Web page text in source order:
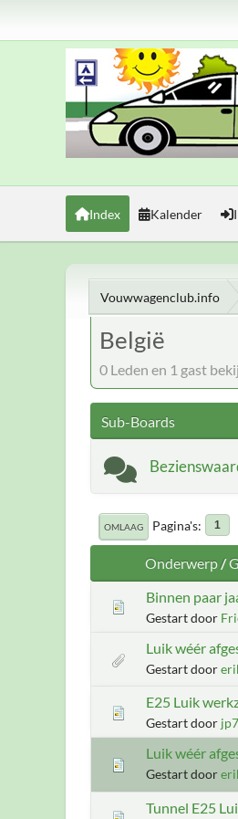
Index Kalender
Vouwwagenclub.info
België
0 Leden en 1 gast
Sub-Boards
OMLAAG Pagina's 1
Onderwerp/
Binnen paar
Gestart door
Luik wéér
Gestart door
E25 Luik
Gestart door
Luik wéér
Gestart door
Tunnel E25